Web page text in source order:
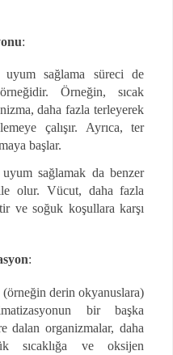
:
uyum sağlama süreci de
Örneğin, sıcak
daha fazla terleyerek
çalışır. Ayrıca, ter
başlar.
sağlamak da benzer
olur. Vücut, daha fazla
ve soğuk koşullara karşı
:
(örneğin derin okyanuslara)
bir başka
dalan organizmalar, daha
sıcaklığa ve oksijen